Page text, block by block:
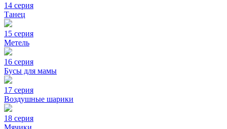
14 серия
Танец
15 серия
Метель
16 серия
Бусы для мамы
17 серия
Воздушные шарики
18 серия
Мячики